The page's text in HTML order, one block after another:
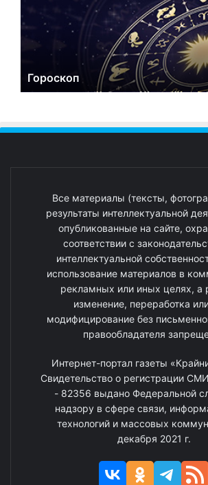
Гороскоп
Все материалы (тексты,
результаты интеллектуальной
опубликованные на сайте,
соответствии с
интеллектуальной
использование материалов в
рекламных или иных целях, а
изменение, переработка
модифицирование без
правообладателя
Интернет-портал газеты
Свидетельство о регистрации
- 82356 выдано Федеральной
надзору в сфере связи,
технологий и массовых
декабря 2021 г.